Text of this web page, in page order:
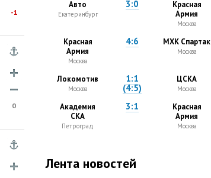
-1
0
Авто
Екатеринбург
3:0
Красная
Армия
Москва
Красная
Армия
Москва
4:6 МХК Спартак
Москва
Локомотив
Москва
1:1
(4:5)
ЦСКА
Москва
Академия
СКА
Петроград
3:1
Красная
Армия
Москва
Лента новостей